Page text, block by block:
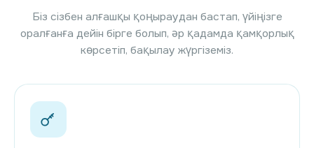
Біз сізбен алғашқы қоңыраудан бастап, үйіңізге
оралғанға дейін бірге болып, әр қадамда қамқорлық
көрсетіп, бақылау жүргіземіз.